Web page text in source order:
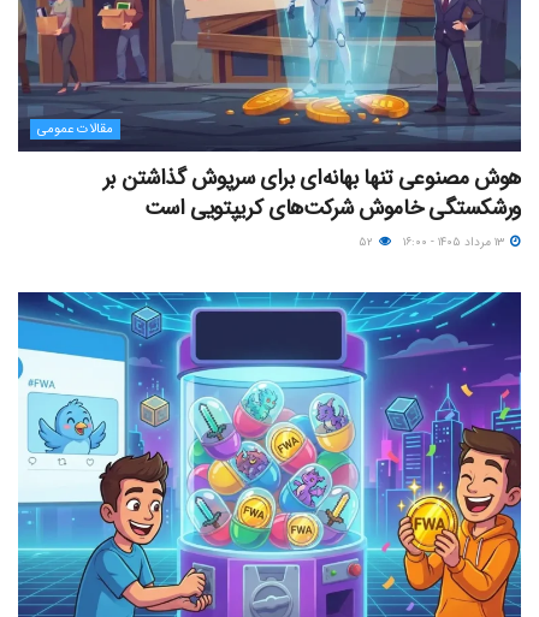
مقالات عمومی
هوش مصنوعی تنها بهانه‌ای برای سرپوش گذاشتن بر
ورشکستگی خاموش شرکت‌های کریپتویی است